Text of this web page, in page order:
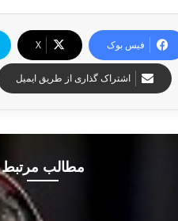
فیس بوک X
اشتراک گذاری از طریق ایمیل
مطالب مرتبط